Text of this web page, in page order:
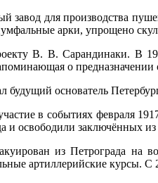
завод для производства
арки, упрощено
В. В. Сарандинаки. В
о предназначении
основатель
в событиях февраля
освободили заключённых
из Петрограда на
артиллерийские курсы.